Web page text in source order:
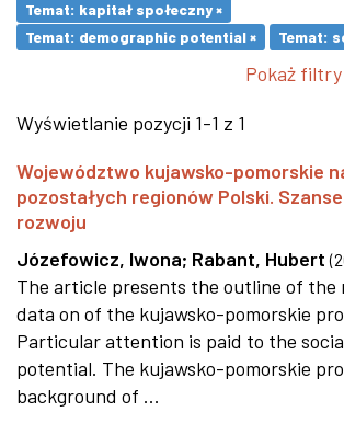
Temat: kapitał społeczny ×
Temat: demographic potential ×
Temat:
Pokaż
Wyświetlanie pozycji 1-1 z 1
Województwo kujawsko-pomorskie
pozostałych regionów Polski.
rozwoju
Józefowicz, Iwona; Rabant, Hubert (
The article presents the outline of the
data on of the kujawsko-pomorskie
Particular attention is paid to the
potential. The kujawsko-pomorskie
background of ...